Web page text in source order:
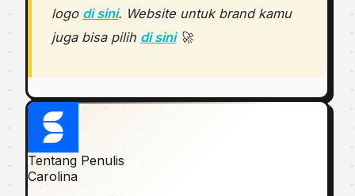
logo di sini. Website untuk brand kamu
juga bisa pilih di sini🚀
Tentang Penulis
Carolina